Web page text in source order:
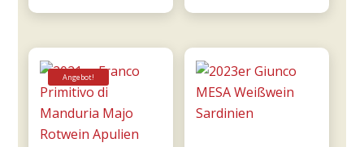
Menge
Menge
Angebot!